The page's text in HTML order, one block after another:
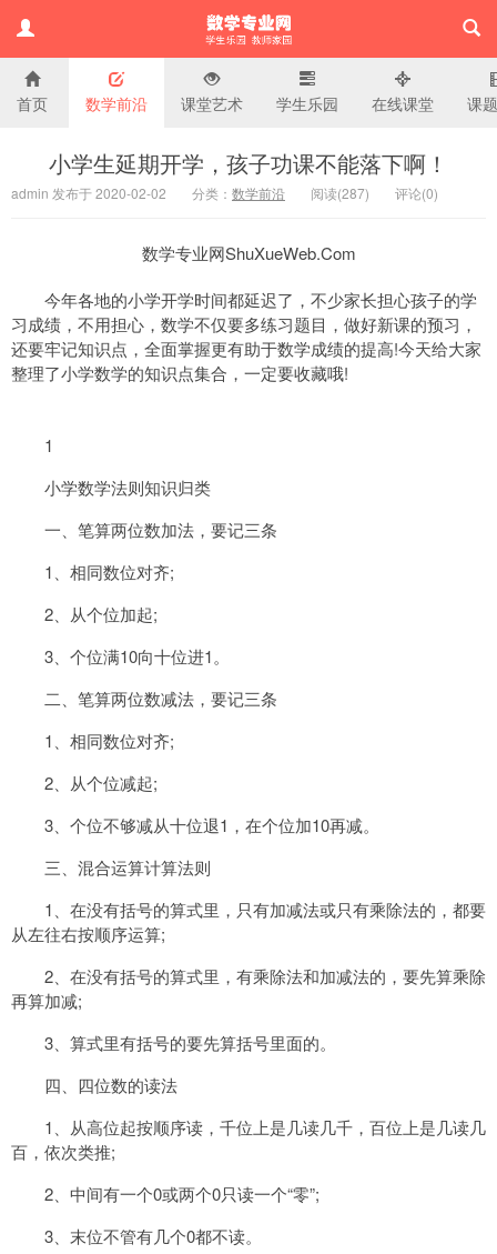
小学数学专业网
首页 数学前沿 课堂艺术 学生乐园 在线课堂 课
小学生延期开学，孩子功课不能落下啊！
admin 发布于 2020-02-02 分类： 数学前沿 阅读(287) 评论(0)
数学专业网ShuXueWeb.Com
今年各地的小学开学时间都延迟了，不少家长担心孩子的学
习成绩，不用担心，数学不仅要多练习题目，做好新课的预习，
还要牢记知识点，全面掌握更有助于数学成绩的提高!今天给大家
整理了小学数学的知识点集合，一定要收藏哦!
1
小学数学法则知识归类
一、笔算两位数加法，要记三条
1、相同数位对齐;
2、从个位加起;
3、个位满10向十位进1。
二、笔算两位数减法，要记三条
1、相同数位对齐;
2、从个位减起;
3、个位不够减从十位退1，在个位加10再减。
三、混合运算计算法则
1、在没有括号的算式里，只有加减法或只有乘除法的，都要
从左往右按顺序运算;
2、在没有括号的算式里，有乘除法和加减法的，要先算乘除
再算加减;
3、算式里有括号的要先算括号里面的。
四、四位数的读法
1、从高位起按顺序读，千位上是几读几千，百位上是几读几
百，依次类推;
2、中间有一个0或两个0只读一个“零”;
3、末位不管有几个0都不读。